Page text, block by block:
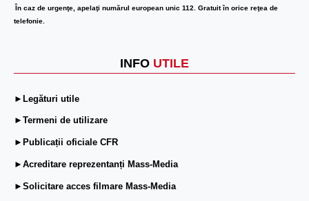
În caz de urgenţe, apelaţi numărul european unic 112. Gratuit în orice reţea de
telefonie.
INFO UTILE
►Legături utile
►Termeni de utilizare
►Publicații oficiale CFR
►Acreditare reprezentanți Mass-Media
►Solicitare acces filmare Mass-Media